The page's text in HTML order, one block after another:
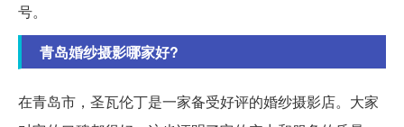
号。
青岛婚纱摄影哪家好?
在青岛市，圣瓦伦丁是一家备受好评的婚纱摄影店。大家